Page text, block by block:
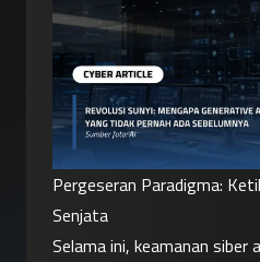
Pergeseran Paradigma:
Senjata
Selama ini, keamanan siber